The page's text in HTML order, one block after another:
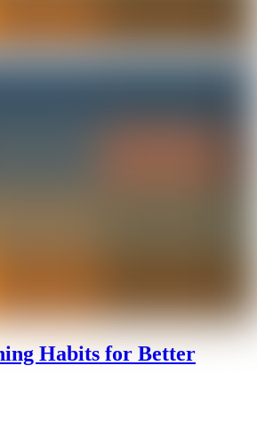
Habits for Better